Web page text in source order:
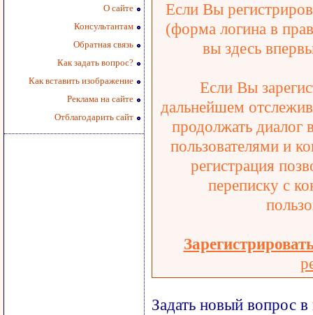
О сайте
Консультантам
Обратная связь
Как задать вопрос?
Как вставить изображение
Реклама на сайте
Отблагодарить сайт
Если Вы
(форма логина в
вы здесь
Если Вы
дальнейшем
продолжать диалог
пользователями и
регистрация
переписку с
Задать новый вопрос